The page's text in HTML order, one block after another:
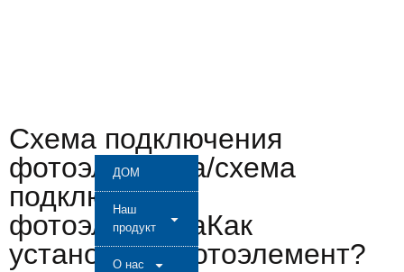
ДОМ
Наш
продукт
О нас
Схема подключения
фотоэлемента/схема
подключения
фотоэлементаКак
установить фотоэлемент?